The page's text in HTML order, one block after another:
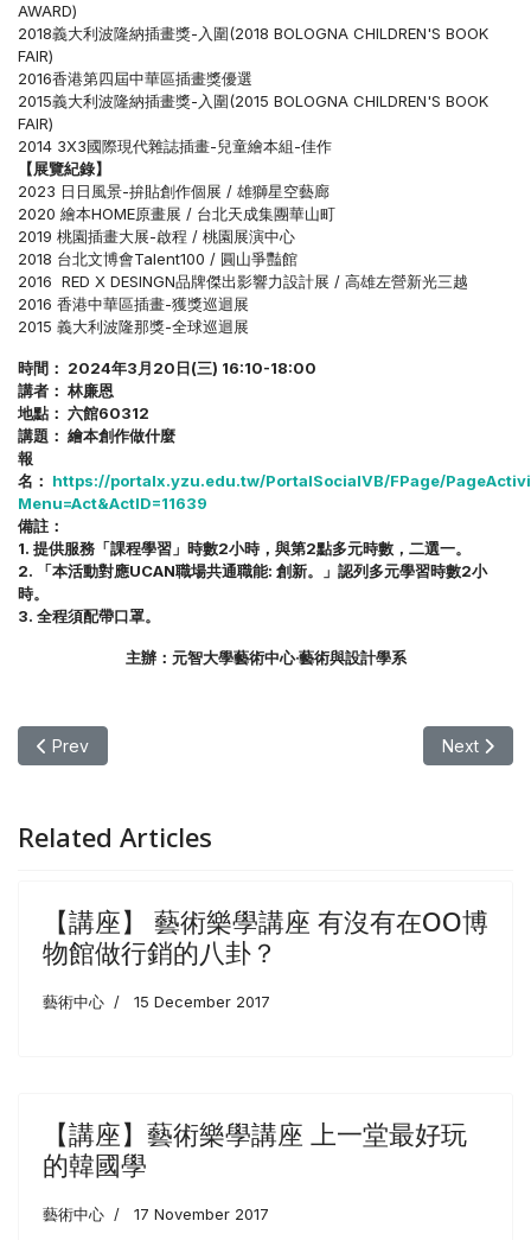
AWARD)
2018義大利波隆納插畫獎-入圍(2018 BOLOGNA CHILDREN'S BOOK
FAIR)
2016香港第四屆中華區插畫獎優選
2015義大利波隆納插畫獎-入圍(2015 BOLOGNA CHILDREN'S BOOK
FAIR)
2014 3X3國際現代雜誌插畫-兒童繪本組-佳作
【展覽紀錄】
2023 日日風景-拚貼創作個展 / 雄獅星空藝廊
2020 繪本HOME原畫展 / 台北天成集團華山町
2019 桃園插畫大展-啟程 / 桃園展演中心
2018 台北文博會Talent100 / 圓山爭豔館
2016 RED X DESINGN品牌傑出影響力設計展 / 高雄左營新光三越
2016 香港中華區插畫-獲獎巡迴展
2015 義大利波隆那獎-全球巡迴展
時間： 2024年3月20日(三) 16:10-18:00
講者： 林廉恩
地點： 六館60312
講題： 繪本創作做什麼
報
名： https://portalx.yzu.edu.tw/PortalSocialVB/FPage/
Menu=Act&ActID=11639
備註：
1. 提供服務「課程學習」時數2小時，與第2點多元時數，二選一。
2. 「本活動對應UCAN職場共通職能: 創新。」認列多元學習時數2小
時。
3. 全程須配帶口罩。
主辦：元智大學藝術中心‧藝術與設計學系
Previous article: 【講座】11/18(一)大師講座–徐瑞憲 藝術在日常
Prev Next
Next
Related Articles
【講座】 藝術樂學講座 有沒有在OO博
物館做行銷的八卦？
藝術中心 15 December 2017
【講座】藝術樂學講座 上一堂最好玩
的韓國學
藝術中心 17 November 2017